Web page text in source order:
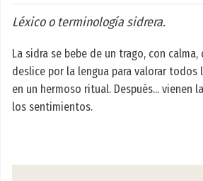
Léxico o terminología sidrera.
La sidra se bebe de un trago, con
deslice por la lengua para valorar todos
en un hermoso ritual. Después... vienen
los sentimientos.